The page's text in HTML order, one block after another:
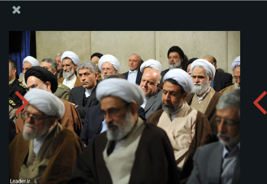
Rencontre avec les participants à la conférence de
l’Unité
Télécharger l'album: